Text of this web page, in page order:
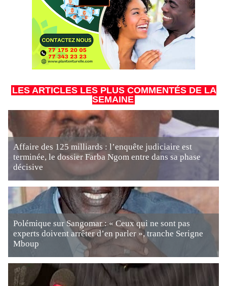
LES ARTICLES LES PLUS COMMENTÉS DE LA
SEMAINE
Affaire des 125 milliards : l’enquête judiciaire est
terminée, le dossier Farba Ngom entre dans sa phase
décisive
Polémique sur Sangomar : « Ceux qui ne sont pas
experts doivent arrêter d’en parler », tranche Serigne
Mboup